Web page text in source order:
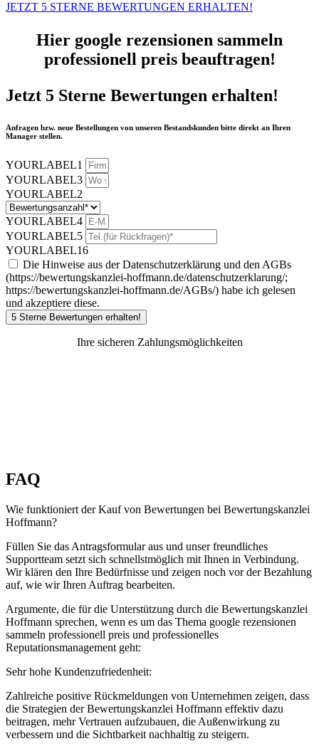
JETZT 5 STERNE BEWERTUNGEN ERHALTEN!
Hier google rezensionen sammeln
professionell preis beauftragen!
Jetzt 5 Sterne Bewertungen erhalten!
Anfragen bzw. neue Bestellungen von unseren Bestandskunden bitte direkt an Ihren
Manager stellen.
YOURLABEL1
YOURLABEL3
YOURLABEL2
YOURLABEL4
YOURLABEL5
YOURLABEL16
Die Hinweise aus der Datenschutzerklärung und den AGBs
(https://bewertungskanzlei-hoffmann.de/datenschutzerklarung/;
https://bewertungskanzlei-hoffmann.de/AGBs/) habe ich gelesen
und akzeptiere diese.
5 Sterne Bewertungen erhalten!
Ihre sicheren Zahlungsmöglichkeiten
FAQ
Wie funktioniert der Kauf von Bewertungen bei Bewertungskanzlei
Hoffmann?
Füllen Sie das Antragsformular aus und unser freundliches
Supportteam setzt sich schnellstmöglich mit Ihnen in Verbindung.
Wir klären den Ihre Bedürfnisse und zeigen noch vor der Bezahlung
auf, wie wir Ihren Auftrag bearbeiten.
Argumente, die für die Unterstützung durch die Bewertungskanzlei
Hoffmann sprechen, wenn es um das Thema google rezensionen
sammeln professionell preis und professionelles
Reputationsmanagement geht:
Sehr hohe Kundenzufriedenheit:
Zahlreiche positive Rückmeldungen von Unternehmen zeigen, dass
die Strategien der Bewertungskanzlei Hoffmann effektiv dazu
beitragen, mehr Vertrauen aufzubauen, die Außenwirkung zu
verbessern und die Sichtbarkeit nachhaltig zu steigern.